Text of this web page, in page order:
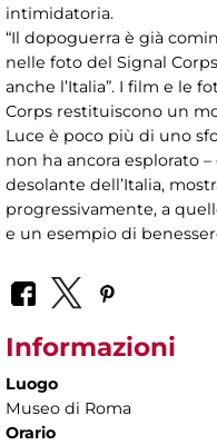
intimidatoria.
“Il dopoguerra è già
nelle foto del Signal
anche l’Italia”. I film e le
Corps restituiscono un
Luce è poco più di uno
non ha ancora esplorato
desolante dell’Italia,
progressivamente, a
e un esempio di
Informazioni
Luogo
Museo di Roma
Orario